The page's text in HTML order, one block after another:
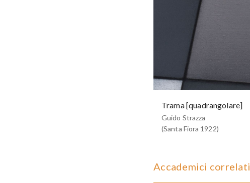
Trama [quadrangolare]
Guido Strazza
(Santa Fiora 1922)
Accademici correlati